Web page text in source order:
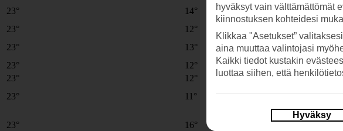
23°
14°
23°
12°
23°
13°
23°
12°
23°
12°
23°
11°
23° 16°
hyväksyt vain välttämättömät
kiinnostuksen kohteidesi
Klikkaa "Asetukset”
aina muuttaa valintojasi
Kaikki tiedot kustakin
luottaa siihen, että
Hyväksy